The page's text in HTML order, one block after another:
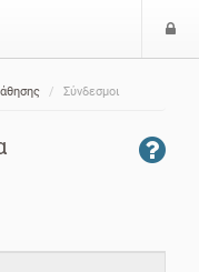
Σύνδεσμοι